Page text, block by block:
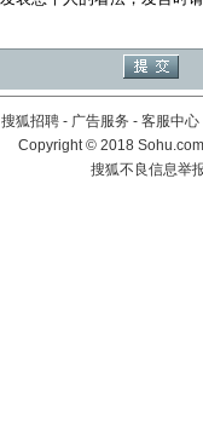
搜狐招聘 - 广告服务 - 客服中心
Copyright©2018
搜狐不良信息举